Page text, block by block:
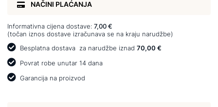
NAČINI PLAĆANJA
Informativna cijena dostave: 7,00 €
(točan iznos dostave izračunava se na kraju narudžbe)
Besplatna dostava za narudžbe iznad 70,00 €
Povrat robe unutar 14 dana
Garancija na proizvod